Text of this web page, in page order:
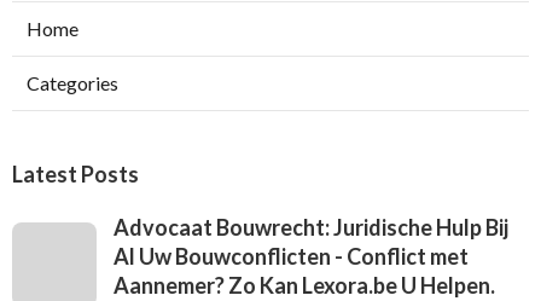
Home
Categories
Latest Posts
Advocaat Bouwrecht: Juridische Hulp Bij
Al Uw Bouwconflicten - Conflict met
Aannemer? Zo Kan Lexora.be U Helpen.